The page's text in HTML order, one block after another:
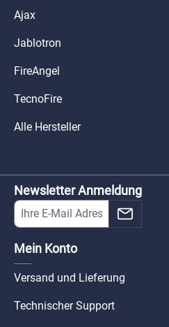
Ajax
Jablotron
FireAngel
TecnoFire
Alle Hersteller
Newsletter Anmeldung
Mein Konto
Versand und Lieferung
Technischer Support